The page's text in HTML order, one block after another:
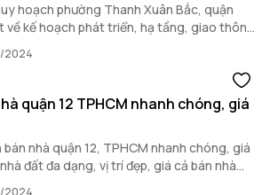
hoạch phường Thanh Xuân Bắc, quận
về kế hoạch phát triển, hạ tầng, giao thông
vực.
2024
quận 12 TPHCM nhanh chóng, giá
nhà quận 12, TPHCM nhanh chóng, giá
đất đa dạng, vị trí đẹp, giá cả bán nhà
viết dưới đây!
2024